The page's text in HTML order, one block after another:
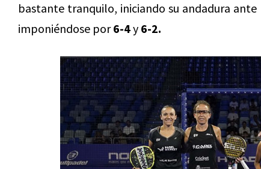
bastante tranquilo, iniciando su andadura ante
imponiéndose por6-4y 6-2.